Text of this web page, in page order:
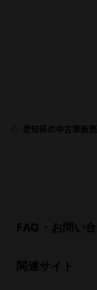
愛知県の中古車販
FAQ・お問い
関連サイト